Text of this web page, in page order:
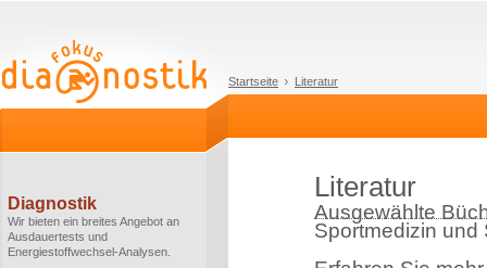
Startseite Literatur
Diagnostik
Wir bieten ein breites Angebot an
Ausdauertests und
Energiestoffwechsel-Analysen.
Literatur
Ausgewählte
Sportmedizin und